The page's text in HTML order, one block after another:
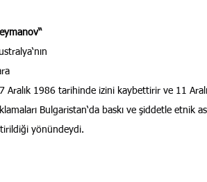
Aralık 1986 tarihinde izini kaybettirir ve 11
Bulgaristan‘da baskı ve şiddetle etnik
yönündeydi.